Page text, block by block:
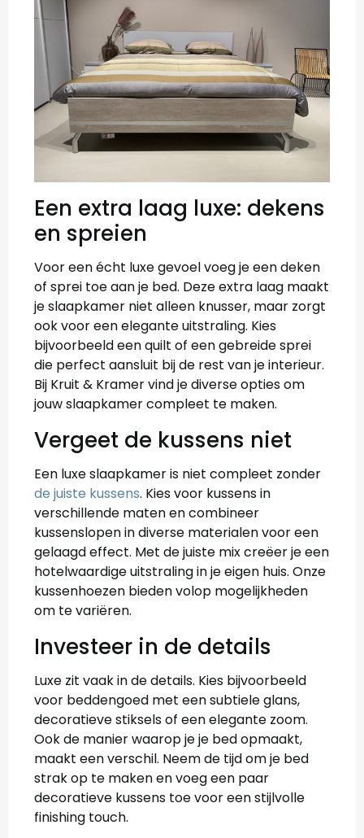
Een extra laag luxe: dekens
en spreien
Voor een écht luxe gevoel voeg je een deken
of sprei toe aan je bed. Deze extra laag maakt
je slaapkamer niet alleen knusser, maar zorgt
ook voor een elegante uitstraling. Kies
bijvoorbeeld een quilt of een gebreide sprei
die perfect aansluit bij de rest van je interieur.
Bij Kruit & Kramer vind je diverse opties om
jouw slaapkamer compleet te maken.
Vergeet de kussens niet
Een luxe slaapkamer is niet compleet zonder
de juiste kussens. Kies voor kussens in
verschillende maten en combineer
kussenslopen in diverse materialen voor een
gelaagd effect. Met de juiste mix creëer je een
hotelwaardige uitstraling in je eigen huis. Onze
kussenhoezen bieden volop mogelijkheden
om te variëren.
Investeer in de details
Luxe zit vaak in de details. Kies bijvoorbeeld
voor beddengoed met een subtiele glans,
decoratieve stiksels of een elegante zoom.
Ook de manier waarop je je bed opmaakt,
maakt een verschil. Neem de tijd om je bed
strak op te maken en voeg een paar
decoratieve kussens toe voor een stijlvolle
finishing touch.